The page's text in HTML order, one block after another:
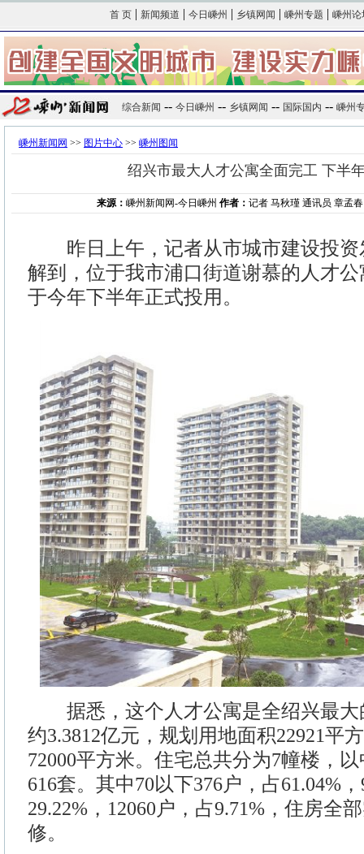
首 页 | 新闻频道 | 今日嵊州 | 乡镇网闻 | 嵊州专题 | 嵊州论
综合新闻 -- 今日嵊州 -- 乡镇网闻 -- 国际国内 -- 嵊州
嵊州新闻网 >> 图片中心 >> 嵊州图闻
绍兴市最大人才公寓全面完工 下半
来源： 嵊州新闻网-今日嵊州 作者： 记者 马秋瑾 通讯员 章孟
昨日上午，记者从市城市建设投资
解到，位于我市浦口街道谢慕的人才
于今年下半年正式投用。
据悉，这个人才公寓是全绍兴最大
约3.3812亿元，规划用地面积22921平
72000平方米。住宅总共分为7幢楼，
616套。其中70以下376户，占61.04%
29.22%，12060户，占9.71%，住房全
修。